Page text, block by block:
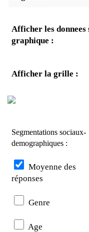
Afficher les donnees
graphique :
Afficher la grille :
Segmentations sociaux-
demographiques :
Moyenne des
réponses
Genre
Age